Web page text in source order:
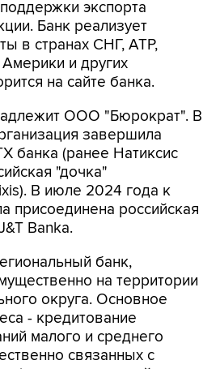
в странах СНГ, АТР,
и других
на сайте банка.
ООО "Бюрократ". В
банка (ранее Натиксис
"дочка"
В июле 2024 года к
присоединена российская
Banka.
банк,
округа. Основное
- кредитование
малого и среднего
связанных с
говорится на сайте
"АКРА".